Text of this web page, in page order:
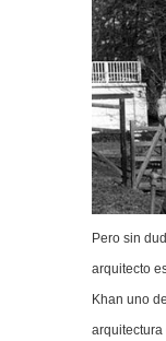
Pero sin
arquitecto
Khan uno
arquitectura